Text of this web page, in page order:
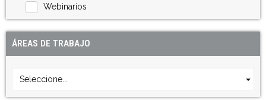
Webinarios
ÁREAS DE TRABAJO
Seleccione...